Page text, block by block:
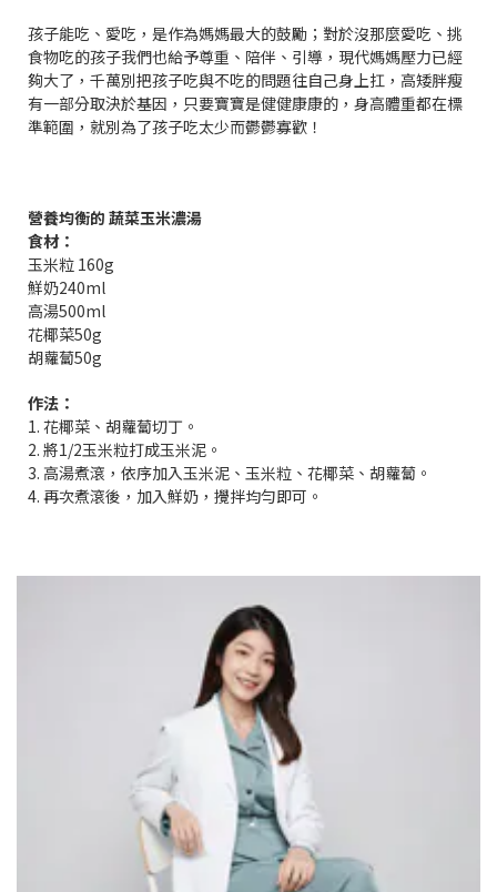
孩子能吃、愛吃，是作為媽媽最大的鼓勵；對於沒那麼愛吃、挑
食物吃的孩子我們也給予尊重、陪伴、引導，現代媽媽壓力已經
夠大了，千萬別把孩子吃與不吃的問題往自己身上扛，高矮胖瘦
有一部分取決於基因，只要寶寶是健健康康的，身高體重都在標
準範圍，就別為了孩子吃太少而鬱鬱寡歡！
營養均衡的 蔬菜玉米濃湯
食材：
玉米粒 160g
鮮奶240ml
高湯500ml
花椰菜50g
胡蘿蔔50g
作法：
1. 花椰菜、胡蘿蔔切丁。
2. 將1/2玉米粒打成玉米泥。
3. 高湯煮滾，依序加入玉米泥、玉米粒、花椰菜、胡蘿蔔。
4. 再次煮滾後，加入鮮奶，攪拌均勻即可。